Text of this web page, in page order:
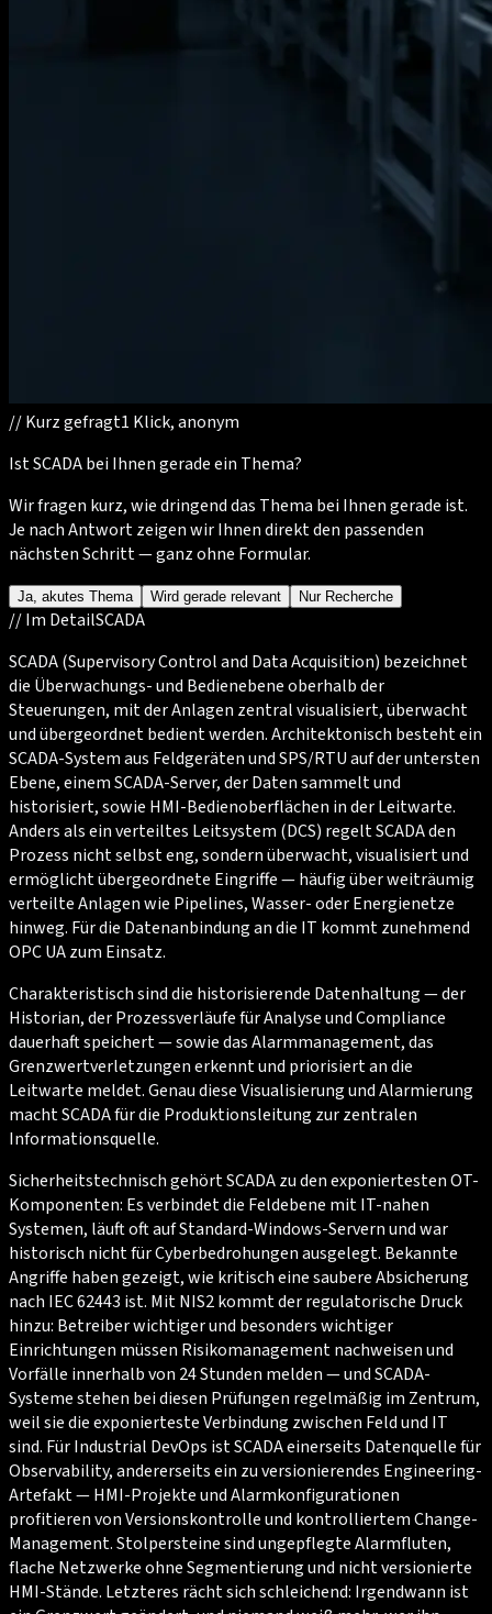
//Kurz gefragt1 Klick, anonym
Ist SCADA bei Ihnen gerade ein Thema?
Wir fragen kurz, wie dringend das Thema bei Ihnen gerade ist.
Je nach Antwort zeigen wir Ihnen direkt den passenden
nächsten Schritt — ganz ohne Formular.
Ja, akutes Thema Wird gerade relevant Nur Recherche
//Im DetailSCADA
SCADA (Supervisory Control and Data Acquisition) bezeichnet
die Überwachungs- und Bedienebene oberhalb der
Steuerungen, mit der Anlagen zentral visualisiert, überwacht
und übergeordnet bedient werden. Architektonisch besteht ein
SCADA-System aus Feldgeräten und SPS/RTU auf der untersten
Ebene, einem SCADA-Server, der Daten sammelt und
historisiert, sowie HMI-Bedienoberflächen in der Leitwarte.
Anders als ein verteiltes Leitsystem (DCS) regelt SCADA den
Prozess nicht selbst eng, sondern überwacht, visualisiert und
ermöglicht übergeordnete Eingriffe — häufig über weiträumig
verteilte Anlagen wie Pipelines, Wasser- oder Energienetze
hinweg. Für die Datenanbindung an die IT kommt zunehmend
OPC UA zum Einsatz.
Charakteristisch sind die historisierende Datenhaltung — der
Historian, der Prozessverläufe für Analyse und Compliance
dauerhaft speichert — sowie das Alarmmanagement, das
Grenzwertverletzungen erkennt und priorisiert an die
Leitwarte meldet. Genau diese Visualisierung und Alarmierung
macht SCADA für die Produktionsleitung zur zentralen
Informationsquelle.
Sicherheitstechnisch gehört SCADA zu den exponiertesten OT-
Komponenten: Es verbindet die Feldebene mit IT-nahen
Systemen, läuft oft auf Standard-Windows-Servern und war
historisch nicht für Cyberbedrohungen ausgelegt. Bekannte
Angriffe haben gezeigt, wie kritisch eine saubere Absicherung
nach IEC 62443 ist. Mit NIS2 kommt der regulatorische Druck
hinzu: Betreiber wichtiger und besonders wichtiger
Einrichtungen müssen Risikomanagement nachweisen und
Vorfälle innerhalb von 24 Stunden melden — und SCADA-
Systeme stehen bei diesen Prüfungen regelmäßig im Zentrum,
weil sie die exponierteste Verbindung zwischen Feld und IT
sind. Für Industrial DevOps ist SCADA einerseits Datenquelle für
Observability, andererseits ein zu versionierendes Engineering-
Artefakt — HMI-Projekte und Alarmkonfigurationen
profitieren von Versionskontrolle und kontrolliertem Change-
Management. Stolpersteine sind ungepflegte Alarmfluten,
flache Netzwerke ohne Segmentierung und nicht versionierte
HMI-Stände. Letzteres rächt sich schleichend: Irgendwann ist